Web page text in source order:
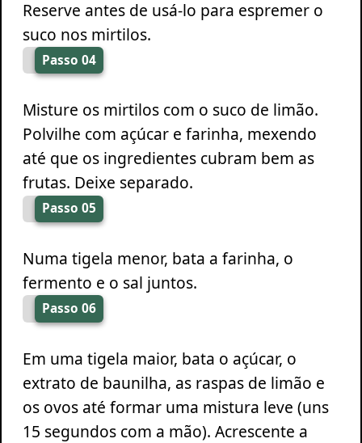
Reserve antes de usá-lo para espremer o
suco nos mirtilos.
Passo 04
Misture os mirtilos com o suco de limão.
Polvilhe com açúcar e farinha, mexendo
até que os ingredientes cubram bem as
frutas. Deixe separado.
Passo 05
Numa tigela menor, bata a farinha, o
fermento e o sal juntos.
Passo 06
Em uma tigela maior, bata o açúcar, o
extrato de baunilha, as raspas de limão e
os ovos até formar uma mistura leve (uns
15 segundos com a mão). Acrescente a